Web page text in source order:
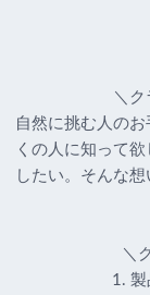
＼
自然に挑む人の
くの人に知って
したい。そんな
＼
1.